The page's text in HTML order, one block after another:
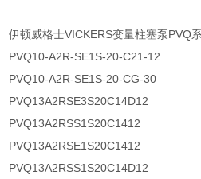
伊顿威格士VICKERS变量柱塞泵PVQ
PVQ10-A2R-SE1S-20-C21-12
PVQ10-A2R-SE1S-20-CG-30
PVQ13A2RSE3S20C14D12
PVQ13A2RSS1S20C1412
PVQ13A2RSE1S20C1412
PVQ13A2RSS1S20C14D12